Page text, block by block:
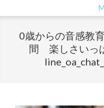
Navigation
0歳からの音感教
間 楽しさいっ